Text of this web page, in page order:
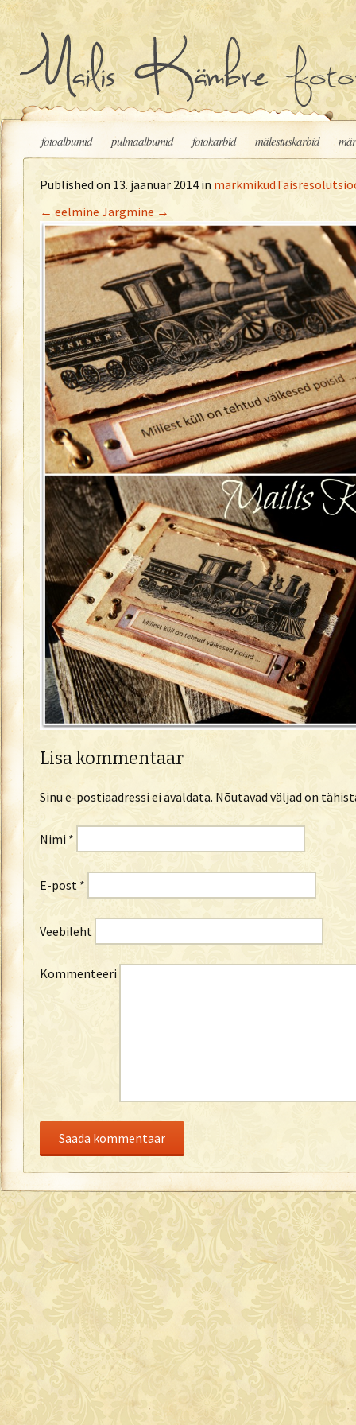
Liigu sisu juurde
fotoalbumid pulmaalbumid fotokarbid mälestuskarbid
Published on 13. jaanuar 2014 in märkmikud
← eelmineJärgmine →
Lisa kommentaar
Sinu e-postiaadressi ei avaldata. Nõutavad väljad on
Nimi *
E-post *
Veebileht
Kommenteeri